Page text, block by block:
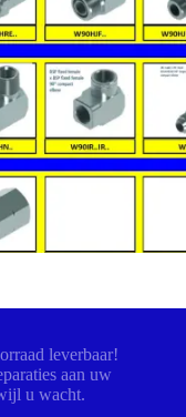
leverbaar!
aan uw
u wacht.